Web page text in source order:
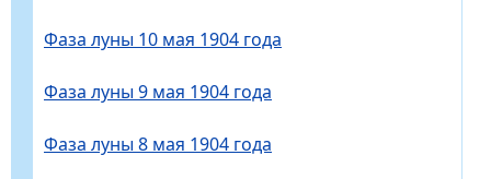
Фаза луны 10 мая 1904 года
Фаза луны 9 мая 1904 года
Фаза луны 8 мая 1904 года